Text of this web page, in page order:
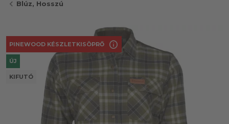
chevron_left Blúz, Hosszú
PINEWOOD KÉSZLETKISÖPRŐ info
ÚJ
KIFUTÓ